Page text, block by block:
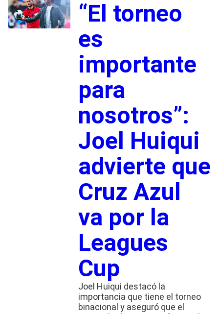
“El torneo
es
importante
para
nosotros”:
Joel Huiqui
advierte que
Cruz Azul
va por la
Leagues
Cup
Joel Huiqui destacó la
importancia que tiene el torneo
binacional y aseguró que el